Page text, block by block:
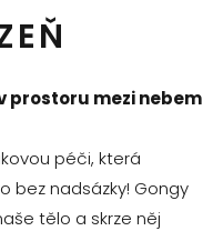
prostoru mezi nebem
péči, která
bez nadsázky! Gongy
tělo a skrze něj